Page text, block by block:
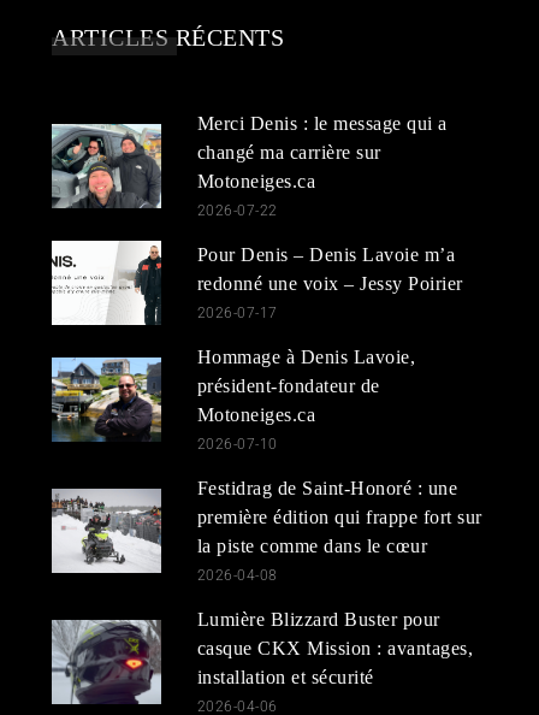
ARTICLES RÉCENTS
Merci Denis : le message qui a
changé ma carrière sur
Motoneiges.ca
2026-07-22
Pour Denis – Denis Lavoie m’a
redonné une voix – Jessy Poirier
2026-07-17
Hommage à Denis Lavoie,
président-fondateur de
Motoneiges.ca
2026-07-10
Festidrag de Saint-Honoré : une
première édition qui frappe fort sur
la piste comme dans le cœur
2026-04-08
Lumière Blizzard Buster pour
casque CKX Mission : avantages,
installation et sécurité
2026-04-06